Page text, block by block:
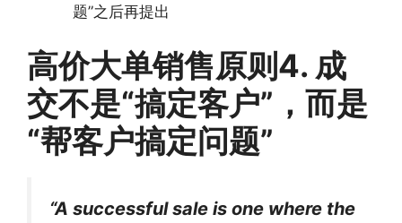
题”之后再提出
高价大单销售原则4. 成
交不是“搞定客户”，而是
“帮客户搞定问题”
“A successful sale is one where the